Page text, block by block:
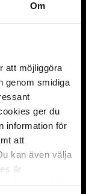
Om
att möjliggöra
genom smidiga
ger du
information för
att
kan även välja
är
och säker drift